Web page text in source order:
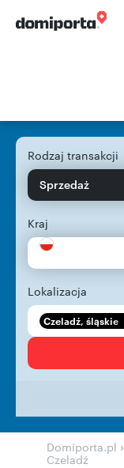
Rodzaj transakcji
Sprzedaż
Kraj
Lokalizacja
Czeladź, śląskie
Domiporta.pl ›
Czeladź